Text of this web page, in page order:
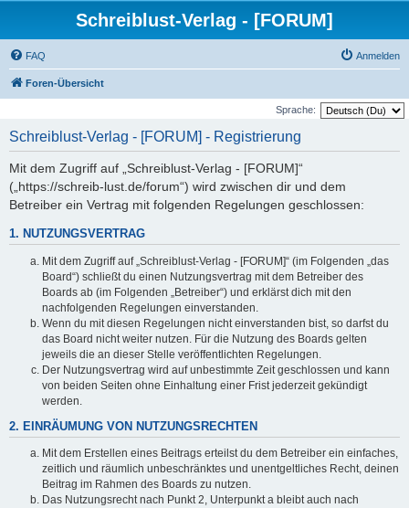
Schreiblust-Verlag - [FORUM]
FAQ Anmelden
Foren-Übersicht
Sprache:
Schreiblust-Verlag - [FORUM] - Registrierung
Mit dem Zugriff auf „Schreiblust-Verlag - [FORUM]“
(„https://schreib-lust.de/forum“) wird zwischen dir und dem
Betreiber ein Vertrag mit folgenden Regelungen geschlossen:
1. NUTZUNGSVERTRAG
Mit dem Zugriff auf „Schreiblust-Verlag - [FORUM]“ (im Folgenden „das
Board“) schließt du einen Nutzungsvertrag mit dem Betreiber des
Boards ab (im Folgenden „Betreiber“) und erklärst dich mit den
nachfolgenden Regelungen einverstanden.
Wenn du mit diesen Regelungen nicht einverstanden bist, so darfst du
das Board nicht weiter nutzen. Für die Nutzung des Boards gelten
jeweils die an dieser Stelle veröffentlichten Regelungen.
Der Nutzungsvertrag wird auf unbestimmte Zeit geschlossen und kann
von beiden Seiten ohne Einhaltung einer Frist jederzeit gekündigt
werden.
2. EINRÄUMUNG VON NUTZUNGSRECHTEN
Mit dem Erstellen eines Beitrags erteilst du dem Betreiber ein einfaches,
zeitlich und räumlich unbeschränktes und unentgeltliches Recht, deinen
Beitrag im Rahmen des Boards zu nutzen.
Das Nutzungsrecht nach Punkt 2, Unterpunkt a bleibt auch nach